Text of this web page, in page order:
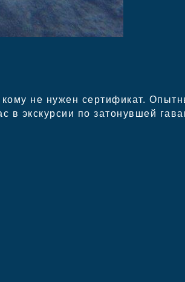
не нужен сертификат.
в экскурсии по затонувшей